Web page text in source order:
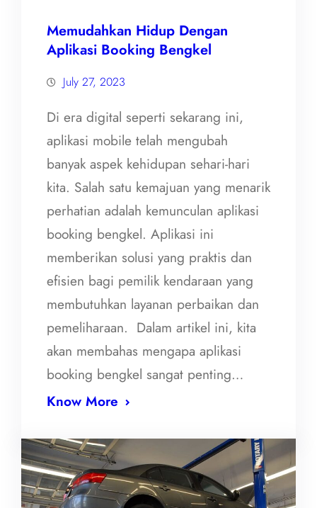
Memudahkan Hidup Dengan
Aplikasi Booking Bengkel
July 27, 2023
Di era digital seperti sekarang ini,
aplikasi mobile telah mengubah
banyak aspek kehidupan sehari-hari
kita. Salah satu kemajuan yang menarik
perhatian adalah kemunculan aplikasi
booking bengkel. Aplikasi ini
memberikan solusi yang praktis dan
efisien bagi pemilik kendaraan yang
membutuhkan layanan perbaikan dan
pemeliharaan. Dalam artikel ini, kita
akan membahas mengapa aplikasi
booking bengkel sangat penting…
Know More